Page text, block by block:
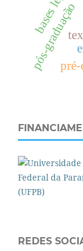
pós-graduação
pré-
REDES